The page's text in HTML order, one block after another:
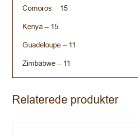
Comoros – 15
Kenya – 15
Guadeloupe – 11
Zimbabwe – 11
Relaterede produkter